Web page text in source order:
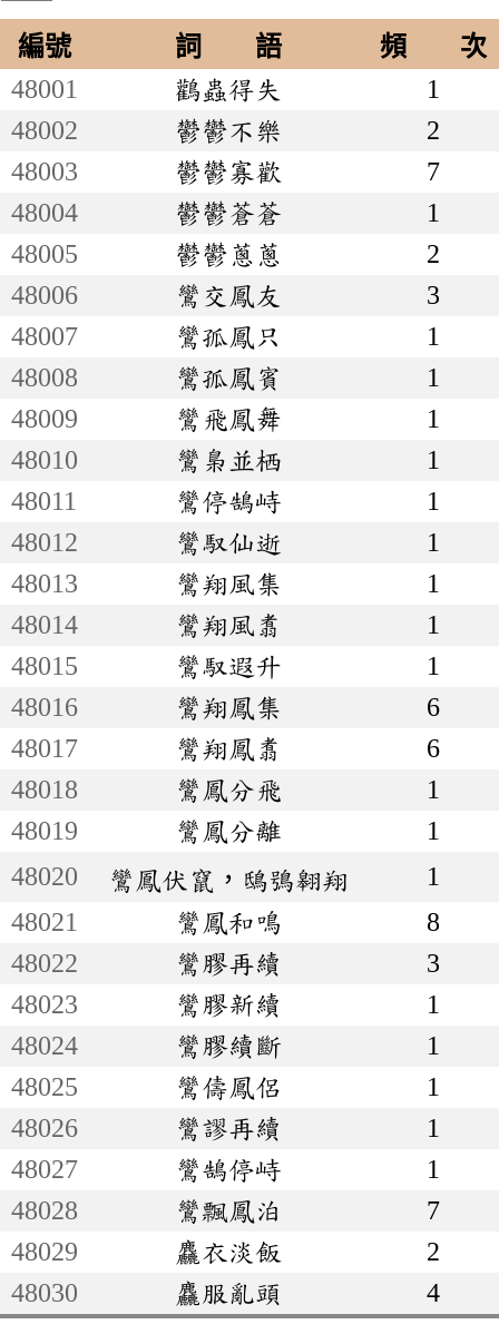
編號 詞 語
頻 次
48001
鸛蟲得失
1
48002
鬱鬱不樂
2
48003
鬱鬱寡歡
7
48004
鬱鬱蒼蒼
1
48005
鬱鬱蔥蔥
2
48006
鸞交鳳友
3
48007
鸞孤鳳只
1
48008
鸞孤鳳賓
1
48009
鸞飛鳳舞
1
48010
鸞梟並栖
1
48011
鸞停鵠峙
1
48012
鸞馭仙逝
1
48013
鸞翔風集
1
48014
鸞翔風翥
1
48015
鸞馭遐升
1
48016
鸞翔鳳集
6
48017
鸞翔鳳翥
6
48018
鸞鳳分飛
1
48019
鸞鳳分離
1
48020
鸞鳳伏竄，鴟鴞翱翔
1
48021
鸞鳳和鳴
8
48022
鸞膠再續
3
48023
鸞膠新續
1
48024
鸞膠續斷
1
48025
鸞儔鳳侶
1
48026
鸞謬再續
1
48027
鸞鵠停峙
1
48028
鸞飄鳳泊
7
48029
麤衣淡飯
2
48030
麤服亂頭 4